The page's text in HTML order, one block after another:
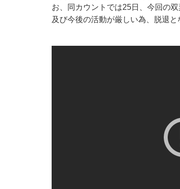
お、同カウントでは25日、今回の
及び今後の活動が厳しい為、脱退